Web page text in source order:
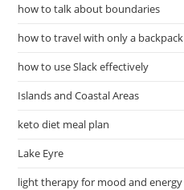
how to talk about boundaries
how to travel with only a backpack
how to use Slack effectively
Islands and Coastal Areas
keto diet meal plan
Lake Eyre
light therapy for mood and energy